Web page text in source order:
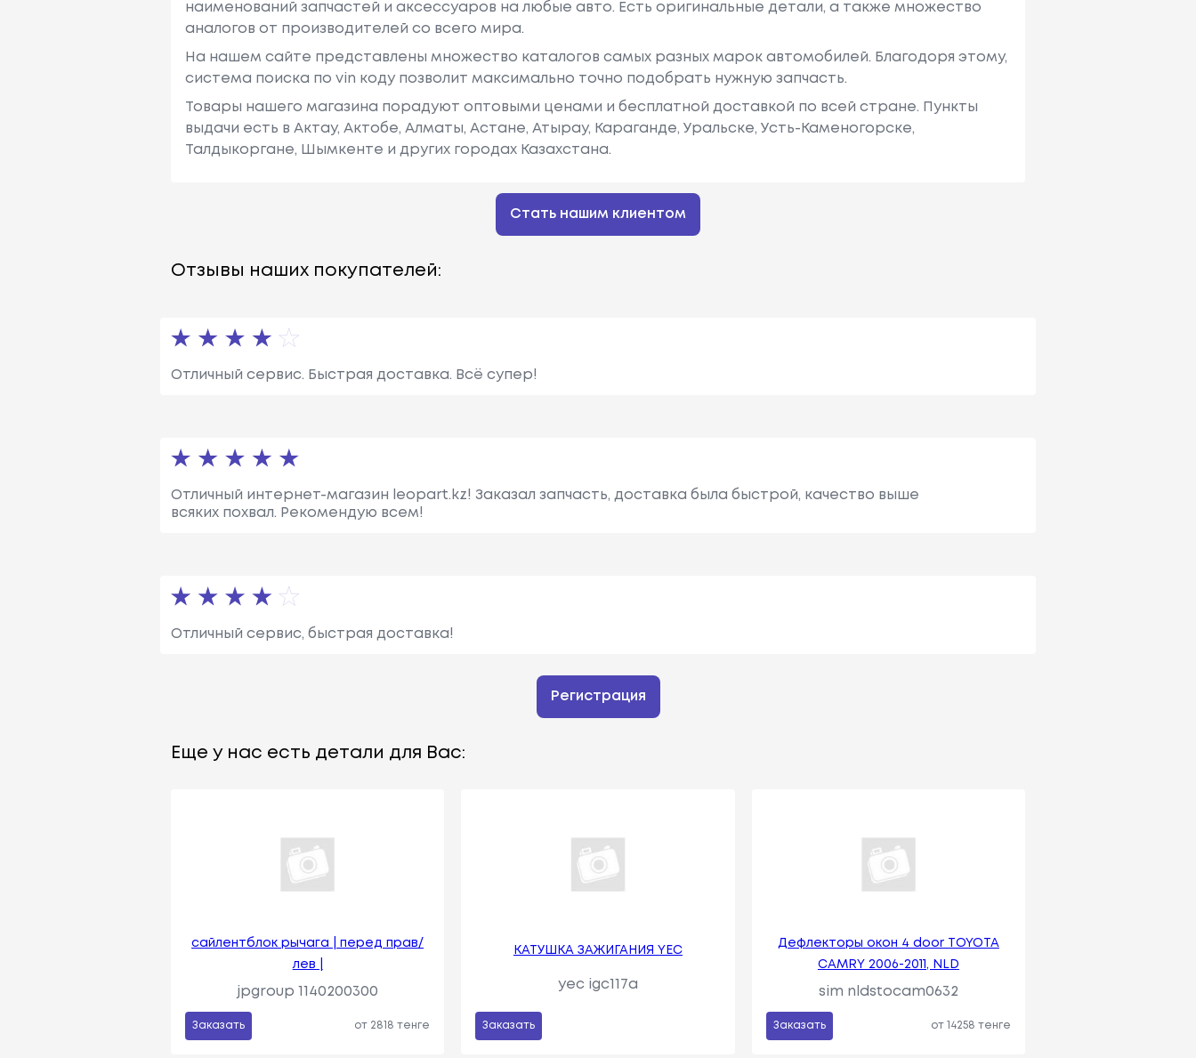
наименований запчастей и аксессуаров на любые авто. Есть оригинальные детали, а также множество
аналогов от производителей со всего мира.
На нашем сайте представлены множество каталогов самых разных марок автомобилей. Благодоря этому,
система поиска по vin коду позволит максимально точно подобрать нужную запчасть.
Товары нашего магазина порадуют оптовыми ценами и бесплатной доставкой по всей стране. Пункты
выдачи есть в Актау, Актобе, Алматы, Астане, Атырау, Караганде, Уральске, Усть-Каменогорске,
Талдыкоргане, Шымкенте и других городах Казахстана.
Стать нашим клиентом
Отзывы наших покупателей:
Отличный сервис. Быстрая доставка. Всё супер!
Отличный интернет-магазин leopart.kz! Заказал запчасть, доставка была быстрой, качество выше
всяких похвал. Рекомендую всем!
Отличный сервис, быстрая доставка!
Регистрация
Еще у нас есть детали для Вас:
сайлентблок рычага | перед прав/
лев |
jpgroup 1140200300
Заказать от 2818 тенге
КАТУШКА ЗАЖИГАНИЯ YEC
yec igc117a
Заказать
Дефлекторы окон 4 door TOYOTA
CAMRY 2006-2011, NLD
sim nldstocam0632
Заказать от 14258 тенге